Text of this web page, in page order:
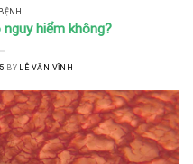
hiểm không?
BY LÊ VĂN VĨNH